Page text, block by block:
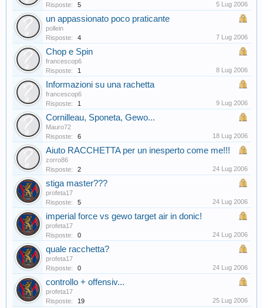
Risposte:
5 5 Lug 2006
un appassionato poco praticante
pollein
Risposte:
4 7 Lug 2006
Chop e Spin
francescop6
Risposte:
1 8 Lug 2006
Informazioni su una rachetta
francescop6
Risposte:
1 9 Lug 2006
Cornilleau, Sponeta, Gewo...
Mauro72
Risposte:
6 18 Lug 2006
Aiuto RACCHETTA per un inesperto come me!!!
zorro86
Risposte:
2 24 Lug 2006
stiga master???
profeta17
Risposte:
5 24 Lug 2006
imperial force vs gewo target air in donic!
profeta17
Risposte:
0 24 Lug 2006
quale racchetta?
profeta17
Risposte:
0 24 Lug 2006
controllo + offensiv...
profeta17
Risposte:
19 25 Lug 2006